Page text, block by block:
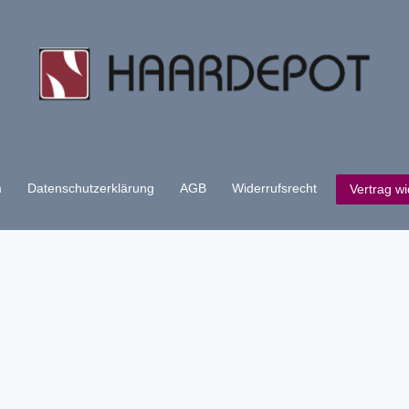
Daten­schutz­erklärung AGB Widerrufs­recht Vertrag